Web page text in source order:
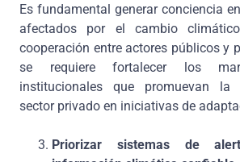
Es fundamental generar conciencia
afectados por el cambio
cooperación entre actores públicos y
se requiere fortalecer los
institucionales que promuevan la
sector privado en iniciativas de
Priorizar sistemas de